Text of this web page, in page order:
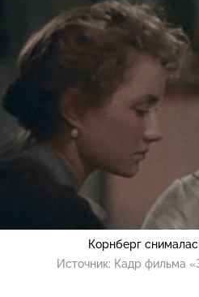
Корнберг
Источник: Кадр фильма